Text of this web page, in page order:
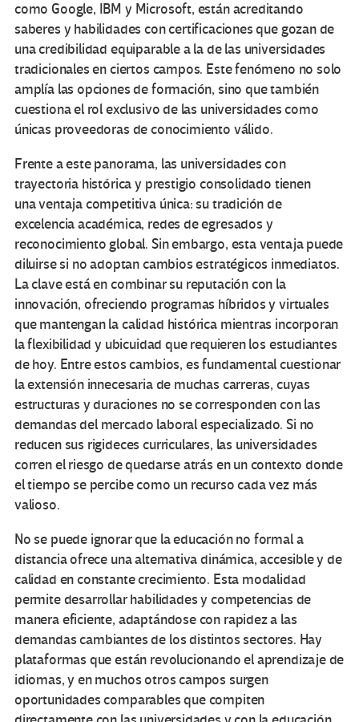
como Google, IBM y Microsoft, están acreditando
saberes y habilidades con certificaciones que gozan de
una credibilidad equiparable a la de las universidades
tradicionales en ciertos campos. Este fenómeno no solo
amplía las opciones de formación, sino que también
cuestiona el rol exclusivo de las universidades como
únicas proveedoras de conocimiento válido.
Frente a este panorama, las universidades con
trayectoria histórica y prestigio consolidado tienen
una ventaja competitiva única: su tradición de
excelencia académica, redes de egresados y
reconocimiento global. Sin embargo, esta ventaja puede
diluirse si no adoptan cambios estratégicos inmediatos.
La clave está en combinar su reputación con la
innovación, ofreciendo programas híbridos y virtuales
que mantengan la calidad histórica mientras incorporan
la flexibilidad y ubicuidad que requieren los estudiantes
de hoy. Entre estos cambios, es fundamental cuestionar
la extensión innecesaria de muchas carreras, cuyas
estructuras y duraciones no se corresponden con las
demandas del mercado laboral especializado. Si no
reducen sus rigideces curriculares, las universidades
corren el riesgo de quedarse atrás en un contexto donde
el tiempo se percibe como un recurso cada vez más
valioso.
No se puede ignorar que la educación no formal a
distancia ofrece una alternativa dinámica, accesible y de
calidad en constante crecimiento. Esta modalidad
permite desarrollar habilidades y competencias de
manera eficiente, adaptándose con rapidez a las
demandas cambiantes de los distintos sectores. Hay
plataformas que están revolucionando el aprendizaje de
idiomas, y en muchos otros campos surgen
oportunidades comparables que compiten